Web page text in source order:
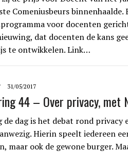
Comeniusbeurs binnenhaalde.
voor docenten
dat docenten de kans
te ontwikkelen. Link…
31/05/2017
44 – Over privacy, met
de dag is het debat rond privacy
Hierin speelt iedereen
maar ook de gewone burger.